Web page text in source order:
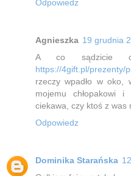
Odpowiedz
Agnieszka 19 grudnia
A co sądzicie o
https://4gift.pl/prezenty/
rzeczy wpadło w oko,
mojemu chłopakowi
ciekawa, czy ktoś z was
Odpowiedz
Dominika Starańska